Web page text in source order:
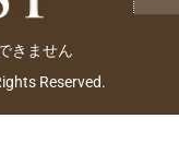
きません
Reserved.